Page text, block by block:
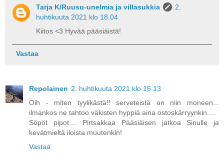
Tarja K/Ruusu-unelmia ja villasukkia
2.
huhtikuuta 2021 klo 18.04
Kiitos <3 Hyvää pääsiäistä!
Vastaa
Repolainen 2. huhtikuuta 2021 klo 15.13
Oih - miten tyylikästä!! serveteistä on niin moneen...
ilmankos ne tahtoo väkisten hyppiä aina ostoskärryynkin....
Söpöt pipot.... Pirtsakkaa Pääsiäisen jatkoa Sinulle ja
kevätmieltä iloista muutenkin!
Vastaa